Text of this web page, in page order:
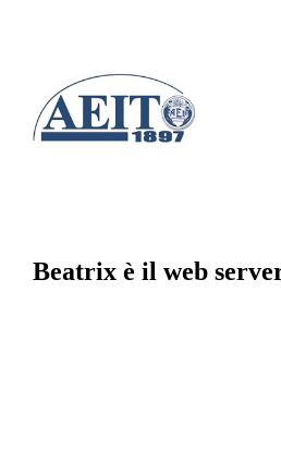
Beatrix è il web